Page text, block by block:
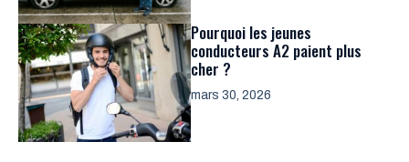
Pourquoi les jeunes
conducteurs A2 paient plus
cher ?
mars 30, 2026